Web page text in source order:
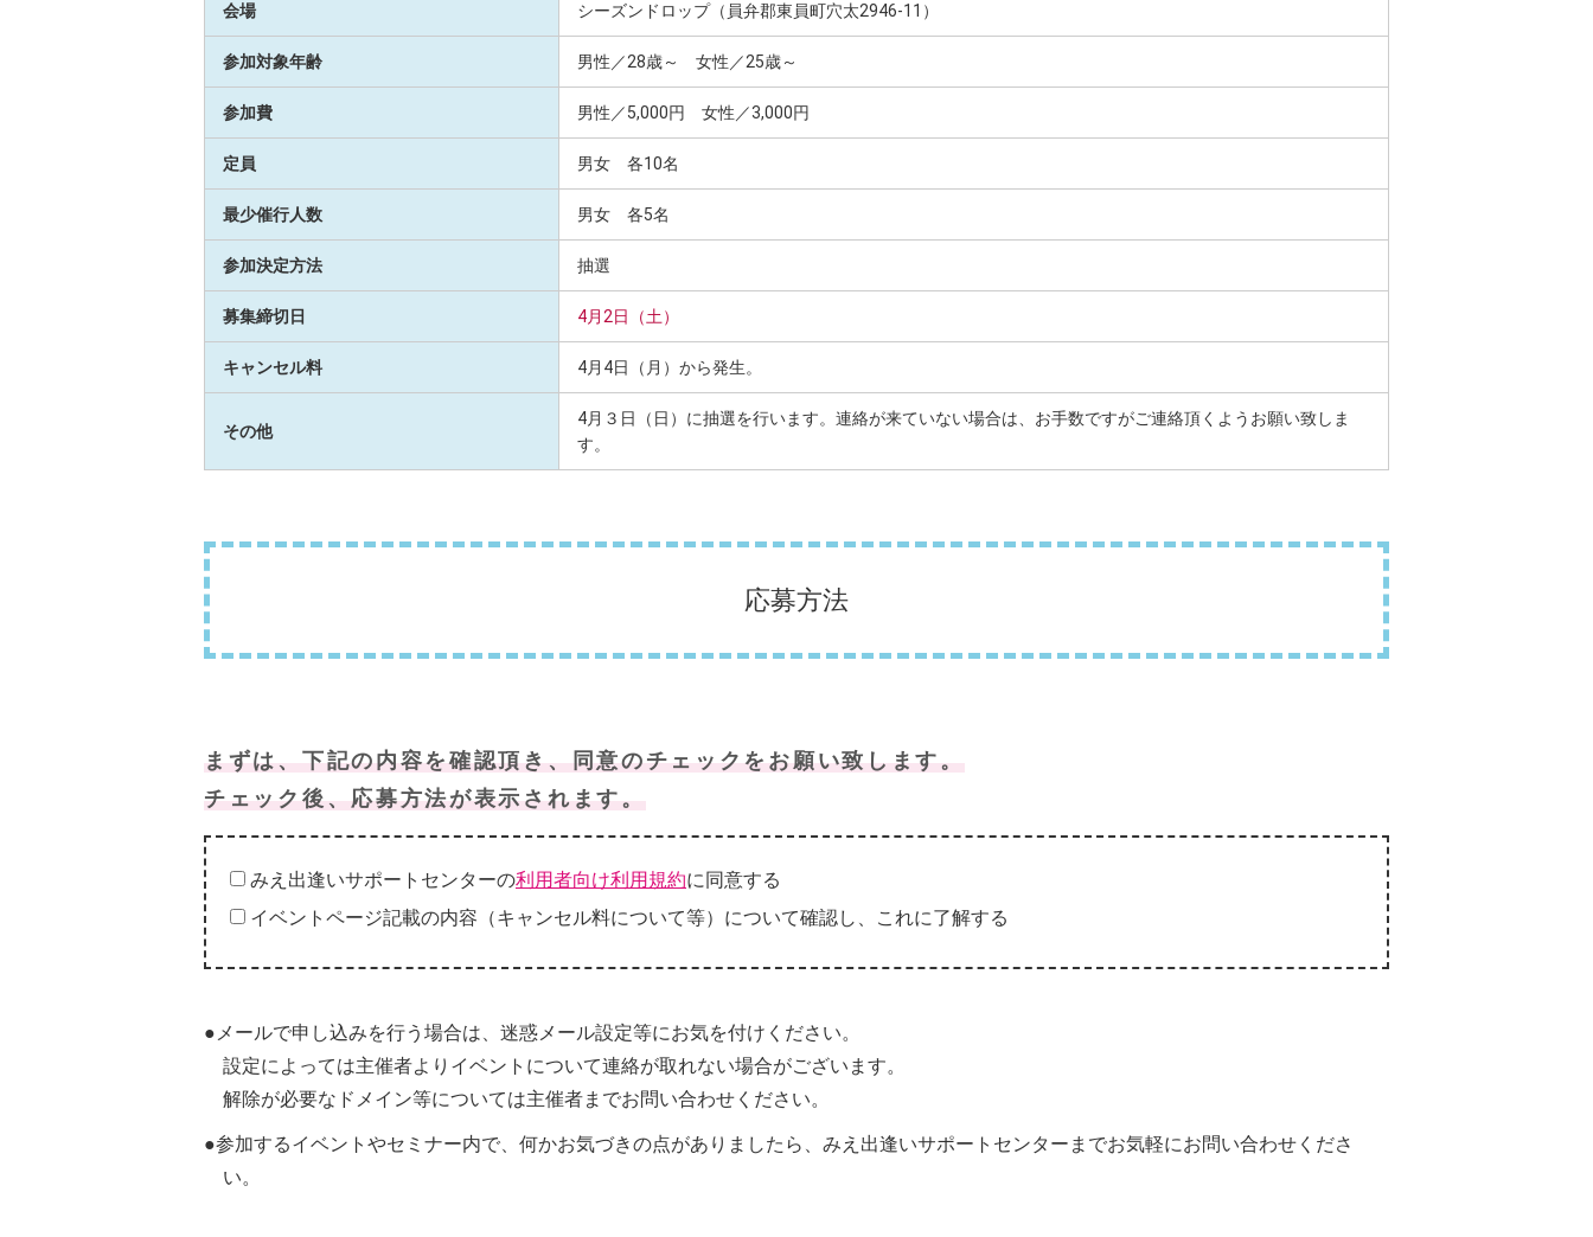
会場 シーズンドロップ（員弁郡東員町穴太2946-11）
参加対象年齢 男性／28歳～ 女性／25歳～
参加費 男性／5,000円 女性／3,000円
定員 男女 各10名
最少催行人数 男女 各5名
参加決定方法 抽選
募集締切日 4月2日（土）
キャンセル料 4月4日（月）から発生。
その他
4月３日（日）に抽選を行います。連絡が来ていない場合は、お手数ですがご連絡頂くようお願い致しま
す。
応募方法
まずは、下記の内容を確認頂き、同意のチェックをお願い致します。
チェック後、応募方法が表示されます。
みえ出逢いサポートセンターの利用者向け利用規約に同意する
イベントページ記載の内容（キャンセル料について等）について確認し、これに了解する
●メールで申し込みを行う場合は、迷惑メール設定等にお気を付けください。
設定によっては主催者よりイベントについて連絡が取れない場合がございます。
解除が必要なドメイン等については主催者までお問い合わせください。
●参加するイベントやセミナー内で、何かお気づきの点がありましたら、みえ出逢いサポートセンターまでお気軽にお問い合わせくださ
い。